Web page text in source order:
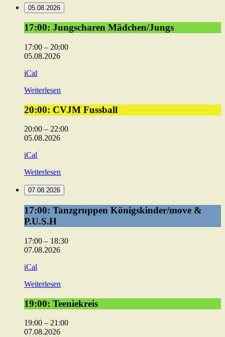
05.08.2026
17:00:
Jungscharen
Mädchen/Jungs
17:00: Jungscharen Mädchen/Jungs
17:00 – 20:00
05.08.2026
iCal
Weiterlesen
20:00:
CVJM
Fussball
20:00: CVJM Fussball
20:00 – 22:00
05.08.2026
iCal
Weiterlesen
07.08.2026
17:00:
Tanzgruppen
Königskinder/move
P.U.S.H
17:00: Tanzgruppen Königskinder/move &
P.U.S.H
17:00 – 18:30
07.08.2026
iCal
Weiterlesen
19:00:
Teeniekreis
19:00: Teeniekreis
19:00 – 21:00
07.08.2026